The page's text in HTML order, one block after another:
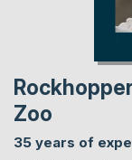
Zoo
35 years of